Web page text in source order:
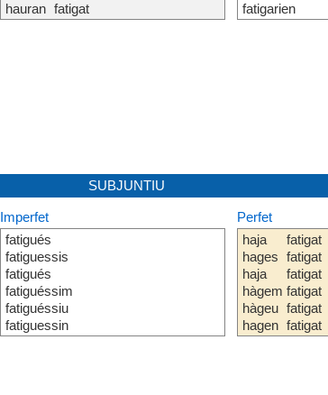
hauran fatigat
fatigarien
SUBJUNTIU
Imperfet
fatigués
fatiguessis
fatigués
fatiguéssim
fatiguéssiu
fatiguessin
Perfet
haja
hages
haja
hàgem
hàgeu
hagen
fatigat
fatigat
fatigat
fatigat
fatigat
fatigat